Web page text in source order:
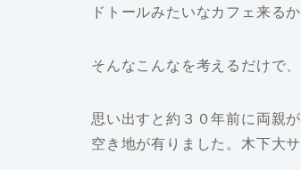
ドトールみたいなカフェ来る
そんなこんなを考えるだけで
思い出すと約３０年前に両親
空き地が有りました。木下大